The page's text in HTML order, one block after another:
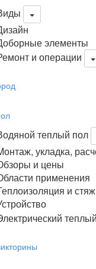
элементы
и операции
теплый пол
укладка,
и цены
применения
и